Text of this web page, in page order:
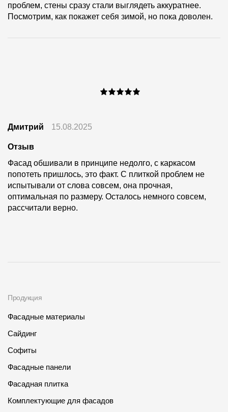
проблем, стены сразу стали выглядеть аккуратнее.
Посмотрим, как покажет себя зимой, но пока доволен.
Дмитрий 15.08.2025
Отзыв
Фасад обшивали в принципе недолго, с каркасом
попотеть пришлось, это факт. С плиткой проблем не
испытывали от слова совсем, она прочная,
оптимальная по размеру. Осталось немного совсем,
рассчитали верно.
Продукция
Фасадные материалы
Сайдинг
Софиты
Фасадные панели
Фасадная плитка
Комплектующие для фасадов